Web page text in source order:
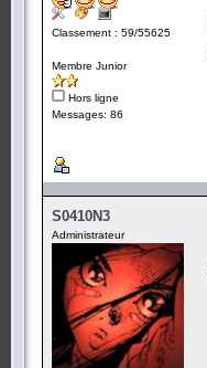
Classement : 59/55625
Membre Junior
Hors ligne
Messages: 86
S0410N3
Administrateur